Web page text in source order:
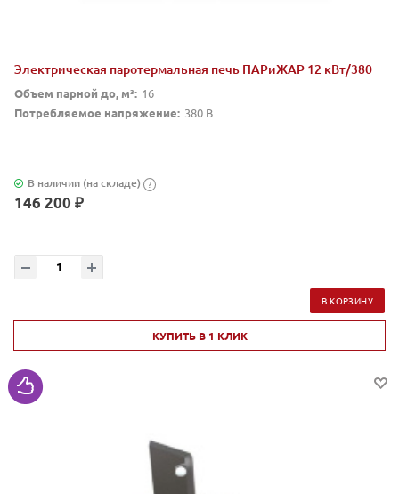
Электрическая паротермальная печь ПАРиЖАР 12 кВт/380
Объем парной до, м³: 16
Потребляемое напряжение: 380 В
В наличии (на складе) ?
146 200 ₽
В КОРЗИНУ
КУПИТЬ В 1 КЛИК